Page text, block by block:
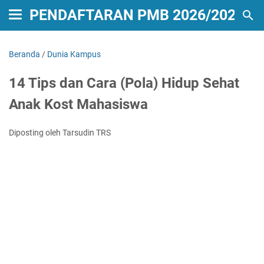
PENDAFTARAN PMB 2026/2027
Beranda / Dunia Kampus
14 Tips dan Cara (Pola) Hidup Sehat
Anak Kost Mahasiswa
Diposting oleh Tarsudin TRS